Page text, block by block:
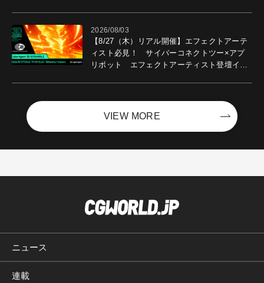
2026/08/03
【8/27（木）リアル開催】エフェクトアーテ
ィスト必見！ サイバーコネクトツー×アプ
リボット エフェクトアーティスト登壇イベ
VIEW MORE
ニュース
連載